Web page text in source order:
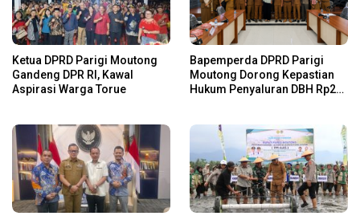
Ketua DPRD Parigi Moutong
Gandeng DPR RI, Kawal
Aspirasi Warga Torue
Bapemperda DPRD Parigi
Moutong Dorong Kepastian
Hukum Penyaluran DBH Rp24